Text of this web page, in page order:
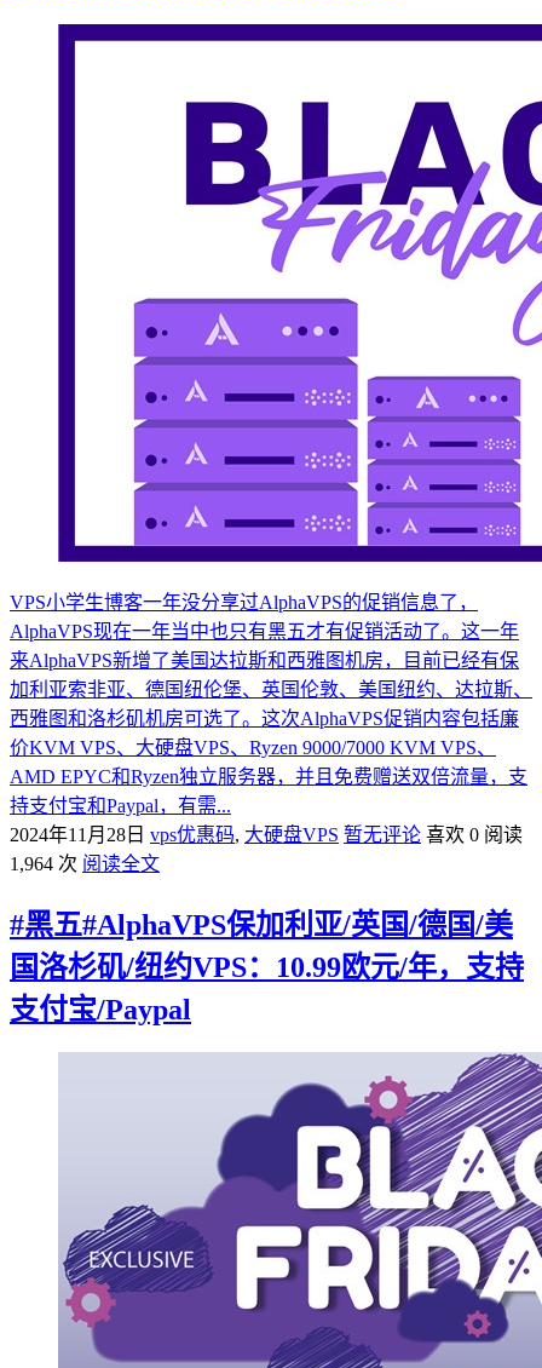
VPS小学生博客一年没分享过AlphaVPS的促销信息了，
AlphaVPS现在一年当中也只有黑五才有促销活动了。这一年
来AlphaVPS新增了美国达拉斯和西雅图机房，目前已经有保
加利亚索非亚、德国纽伦堡、英国伦敦、美国纽约、达拉斯、
西雅图和洛杉矶机房可选了。这次AlphaVPS促销内容包括廉
价KVM VPS、大硬盘VPS、Ryzen 9000/7000 KVM VPS、
AMD EPYC和Ryzen独立服务器，并且免费赠送双倍流量，支
持支付宝和Paypal，有需...
2024年11月28日 vps优惠码, 大硬盘VPS 暂无评论 喜欢 0 阅读
1,964 次 阅读全文
#黑五#AlphaVPS保加利亚/英国/德国/美
国洛杉矶/纽约VPS：10.99欧元/年，支持
支付宝/Paypal